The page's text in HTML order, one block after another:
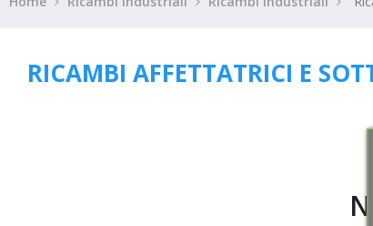
RICAMBI AFFETTATRICI E